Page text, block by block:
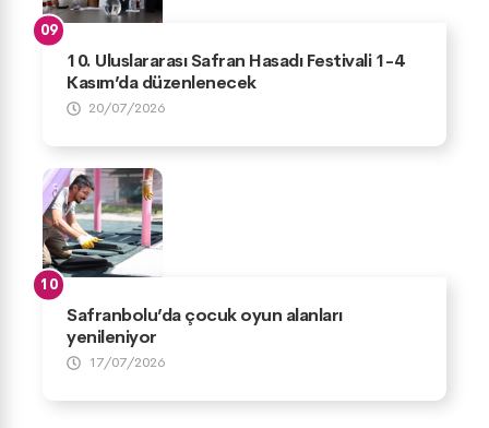
10. Uluslararası Safran Hasadı Festivali 1-4
Kasım’da düzenlenecek
20/07/2026
Safranbolu’da çocuk oyun alanları
yenileniyor
17/07/2026